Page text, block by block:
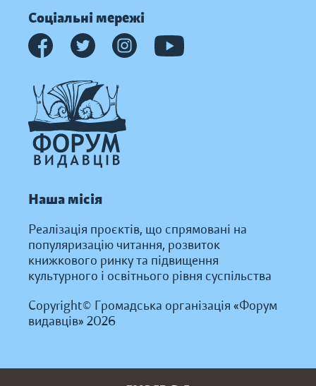
Соціальні мережі
Наша місія
Реалізація проєктів, що спрямовані на
популяризацію читання, розвиток
книжкового ринку та підвищення
культурного і освітнього рівня суспільства
Copyright© Громадська організація «Форум
видавців» 2026